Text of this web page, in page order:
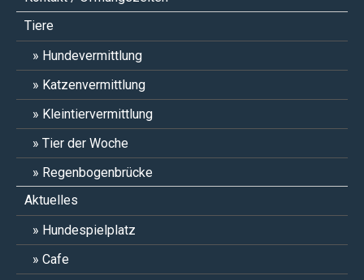
Tiere
Hundevermittlung
Katzenvermittlung
Kleintiervermittlung
Tier der Woche
Regenbogenbrücke
Aktuelles
Hundespielplatz
Cafe